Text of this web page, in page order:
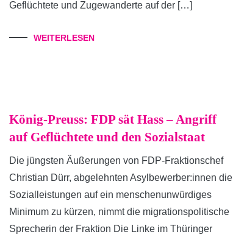
Geflüchtete und Zugewanderte auf der […]
WEITERLESEN
König-Preuss: FDP sät Hass – Angriff
auf Geflüchtete und den Sozialstaat
Die jüngsten Äußerungen von FDP-Fraktionschef
Christian Dürr, abgelehnten Asylbewerber:innen die
Sozialleistungen auf ein menschenunwürdiges
Minimum zu kürzen, nimmt die migrationspolitische
Sprecherin der Fraktion Die Linke im Thüringer